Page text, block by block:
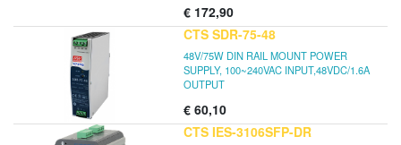
€ 172,90
CTS SDR-75-48
48V/75W DIN RAIL MOUNT POWER
SUPPLY, 100~240VAC INPUT,48VDC/1.6A
OUTPUT
€ 60,10
CTS IES-3106SFP-DR